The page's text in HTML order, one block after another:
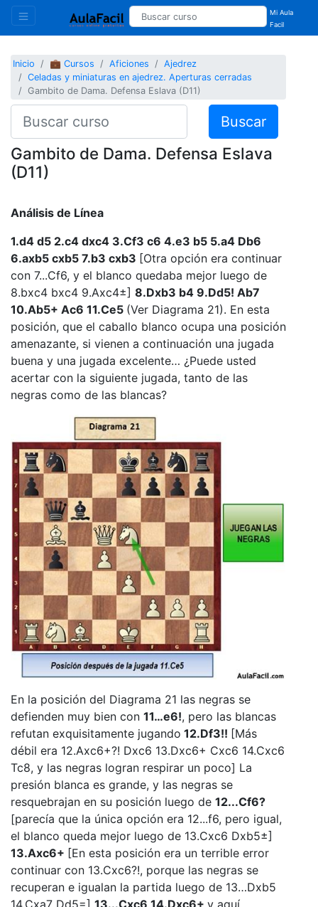
Mi Aula
Facil
Inicio 💼 Cursos Aficiones
Ajedrez
Celadas y miniaturas en ajedrez. Aperturas cerradas
Gambito de Dama. Defensa Eslava (D11)
Buscar
Gambito de Dama. Defensa Eslava
(D11)
Análisis de Línea
1.d4 d5 2.c4 dxc4 3.Cf3 c6 4.e3 b5 5.a4 Db6
6.axb5 cxb5 7.b3 cxb3 [Otra opción era continuar
con 7...Cf6, y el blanco quedaba mejor luego de
8.bxc4 bxc4 9.Axc4±] 8.Dxb3 b4 9.Dd5! Ab7
10.Ab5+ Ac6 11.Ce5 (Ver Diagrama 21). En esta
posición, que el caballo blanco ocupa una posición
amenazante, si vienen a continuación una jugada
buena y una jugada excelente… ¿Puede usted
acertar con la siguiente jugada, tanto de las
negras como de las blancas?
En la posición del Diagrama 21 las negras se
defienden muy bien con 11…e6!, pero las blancas
refutan exquisitamente jugando 12.Df3!! [Más
débil era 12.Axc6+?! Dxc6 13.Dxc6+ Cxc6 14.Cxc6
Tc8, y las negras logran respirar un poco] La
presión blanca es grande, y las negras se
resquebrajan en su posición luego de 12...Cf6?
[parecía que la única opción era 12...f6, pero igual,
el blanco queda mejor luego de 13.Cxc6 Dxb5±]
13.Axc6+ [En esta posición era un terrible error
continuar con 13.Cxc6?!, porque las negras se
recuperan e igualan la partida luego de 13…Dxb5